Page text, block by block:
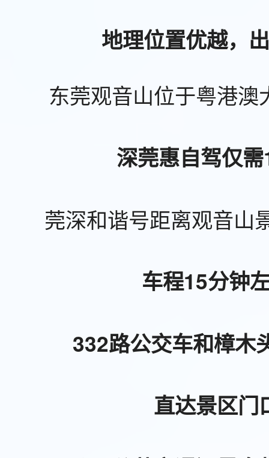
地理位置优越，
东莞观音山位于粤港澳
深莞惠自驾仅
莞深和谐号距离观音山
车程15分钟
332路公交车和樟木
直达景区门